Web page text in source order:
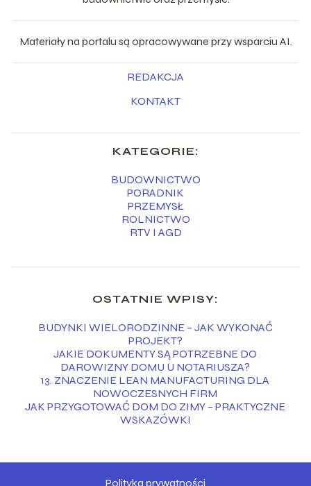
Materiały na portalu są opracowywane przy wsparciu AI.
REDAKCJA
KONTAKT
KATEGORIE:
BUDOWNICTWO
PORADNIK
PRZEMYSŁ
ROLNICTWO
RTV I AGD
OSTATNIE WPISY:
BUDYNKI WIELORODZINNE – JAK WYKONAĆ
PROJEKT?
JAKIE DOKUMENTY SĄ POTRZEBNE DO
DAROWIZNY DOMU U NOTARIUSZA?
13. ZNACZENIE LEAN MANUFACTURING DLA
NOWOCZESNYCH FIRM
JAK PRZYGOTOWAĆ DOM DO ZIMY – PRAKTYCZNE
WSKAZÓWKI
Polityka prywatności